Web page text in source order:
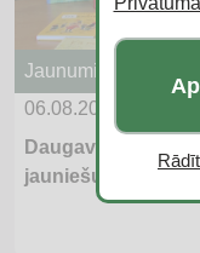
Jaunumi
06.08.2026
Daugavpils
jauniešu un vecāku